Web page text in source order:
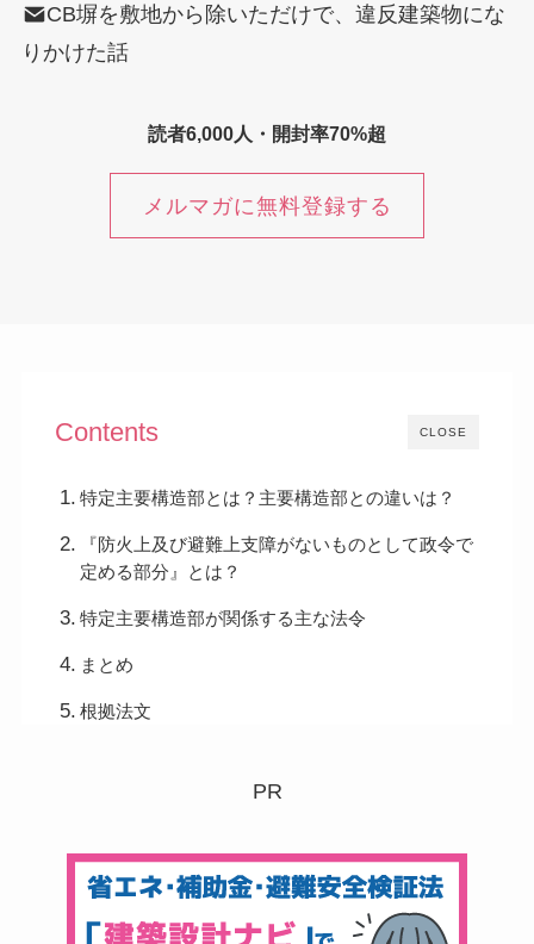
CB塀を敷地から除いただけで、違反建築物にな
りかけた話
読者6,000人・開封率70%超
メルマガに無料登録する
CLOSE
Contents
特定主要構造部とは？主要構造部との違いは？
『防火上及び避難上支障がないものとして政令で
定める部分』とは？
特定主要構造部が関係する主な法令
まとめ
根拠法文
PR